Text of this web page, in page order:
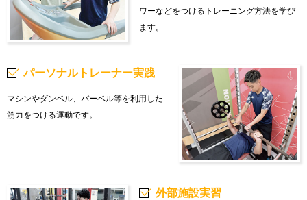
ワーなどをつけるトレーニング方法を学び
ます。
パーソナルトレーナー実践
マシンやダンベル、バーベル等を利用した
筋力をつける運動です。
外部施設実習